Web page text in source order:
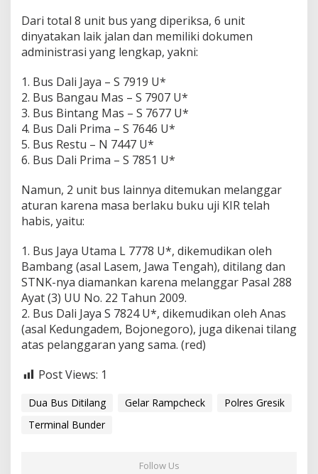
Dari total 8 unit bus yang diperiksa, 6 unit
dinyatakan laik jalan dan memiliki dokumen
administrasi yang lengkap, yakni:
1. Bus Dali Jaya – S 7919 U*
2. Bus Bangau Mas – S 7907 U*
3. Bus Bintang Mas – S 7677 U*
4. Bus Dali Prima – S 7646 U*
5. Bus Restu – N 7447 U*
6. Bus Dali Prima – S 7851 U*
Namun, 2 unit bus lainnya ditemukan melanggar
aturan karena masa berlaku buku uji KIR telah
habis, yaitu:
1. Bus Jaya Utama L 7778 U*, dikemudikan oleh
Bambang (asal Lasem, Jawa Tengah), ditilang dan
STNK-nya diamankan karena melanggar Pasal 288
Ayat (3) UU No. 22 Tahun 2009.
2. Bus Dali Jaya S 7824 U*, dikemudikan oleh Anas
(asal Kedungadem, Bojonegoro), juga dikenai tilang
atas pelanggaran yang sama. (red)
Post Views: 1
Dua Bus Ditilang Gelar Rampcheck
Polres Gresik
Terminal Bunder
Follow Us